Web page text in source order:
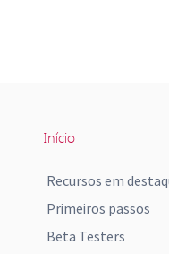
Início
Recursos em
Primeiros passos
Beta Testers